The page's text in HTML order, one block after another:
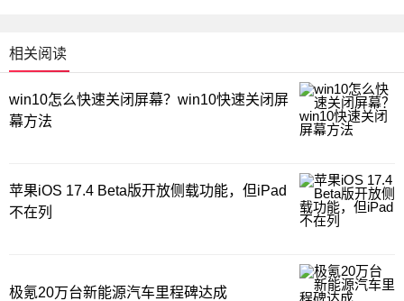
相关阅读
win10怎么快速关闭屏幕？win10快速关闭屏
幕方法
苹果iOS 17.4 Beta版开放侧载功能，但iPad
不在列
极氪20万台新能源汽车里程碑达成